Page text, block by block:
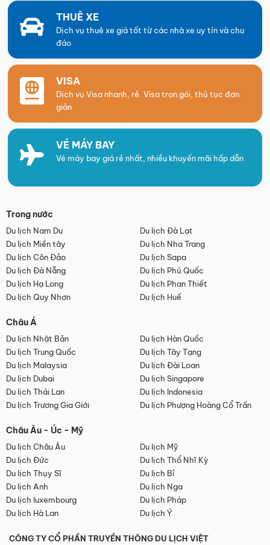
THUÊ XE
Dịch vụ thuê xe giá tốt từ các nhà xe uy tín và chu
đáo
VISA
Dịch vụ Visa nhanh, rẻ. Visa trọn gói, thủ tục đơn
giản
VÉ MÁY BAY
Vé máy bay giá rẻ nhất, nhiều khuyến mãi hấp dẫn
Trong nước
Du lịch Nam Du
Du lịch Đà Lạt
Du lịch Miền tây
Du lịch Nha Trang
Du lịch Côn Đảo
Du lịch Sapa
Du lịch Đà Nẵng
Du lịch Phú Quốc
Du lịch Hạ Long
Du lịch Phan Thiết
Du lịch Quy Nhơn
Du lịch Huế
Châu Á
Du lịch Nhật Bản
Du lịch Hàn Quốc
Du lịch Trung Quốc
Du lịch Tây Tạng
Du lịch Malaysia
Du lịch Đài Loan
Du lịch Dubai
Du lịch Singapore
Du lịch Thái Lan
Du lịch Indonesia
Du lịch Trương Gia Giới
Du lịch Phượng Hoàng Cổ Trấn
Châu Âu - Úc - Mỹ
Du lịch Châu Âu
Du lịch Mỹ
Du lịch Đức
Du lịch Thổ Nhĩ Kỳ
Du lịch Thụy Sĩ
Du lịch Bỉ
Du lịch Anh
Du lịch Nga
Du lịch luxembourg
Du lịch Pháp
Du lịch Hà Lan
Du lịch Ý
CÔNG TY CỔ PHẦN TRUYỀN THÔNG DU LỊCH VIỆT